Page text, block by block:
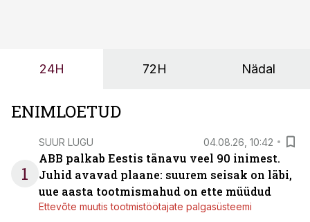
24H 72H Nädal
ENIMLOETUD
1
SUUR LUGU 04.08.26, 10:42
ABB palkab Eestis tänavu veel 90 inimest.
Juhid avavad plaane: suurem seisak on läbi,
uue aasta tootmismahud on ette müüdud
Ettevõte muutis tootmistöötajate palgasüsteemi